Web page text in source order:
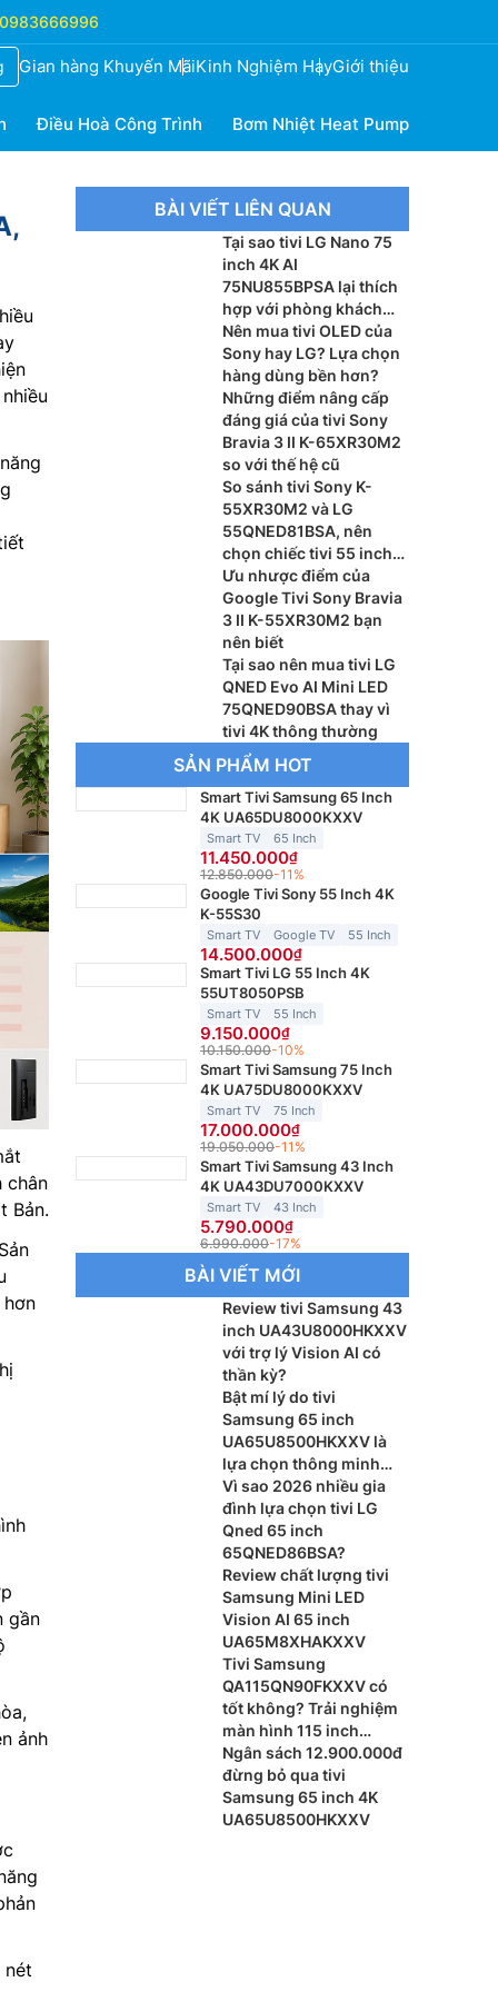
Gian hàng Khuyến MãiKinh Nghiệm HayGiới thiệu
Điều Hoà Công Trình Bơm Nhiệt Heat Pump
chân
Bản.
gần
ảnh
nét
BÀI VIẾT LIÊN QUAN
Tại sao tivi LG Nano 75
inch 4K AI
75NU855BPSA lại thích
hợp với phòng khách
lớn?
Nên mua tivi OLED của
Sony hay LG? Lựa chọn
hàng dùng bền hơn?
Những điểm nâng cấp
đáng giá của tivi Sony
Bravia 3 II K-65XR30M2
so với thế hệ cũ
So sánh tivi Sony K-
55XR30M2 và LG
55QNED81BSA, nên
chọn chiếc tivi 55 inch
nào?
Ưu nhược điểm của
Google Tivi Sony Bravia
3 II K-55XR30M2 bạn
nên biết
Tại sao nên mua tivi LG
QNED Evo AI Mini LED
75QNED90BSA thay vì
tivi 4K thông thường
SẢN PHẨM HOT
Smart Tivi Samsung 65 Inch
4K UA65DU8000KXXV
Smart TV 65 Inch
11.450.000
12.850.000-11%
Google Tivi Sony 55 Inch 4K
K-55S30
Smart TV Google TV 55 Inch
14.500.000
Smart Tivi LG 55 Inch 4K
55UT8050PSB
Smart TV 55 Inch
9.150.000
10.150.000-10%
Smart Tivi Samsung 75 Inch
4K UA75DU8000KXXV
Smart TV 75 Inch
17.000.000
19.050.000-11%
Smart Tivi Samsung 43 Inch
4K UA43DU7000KXXV
Smart TV 43 Inch
5.790.000
6.990.000-17%
BÀI VIẾT MỚI
Review tivi Samsung 43
inch UA43U8000HKXXV
với trợ lý Vision AI có
thần kỳ?
Bật mí lý do tivi
Samsung 65 inch
UA65U8500HKXXV là
lựa chọn thông minh
cho phòng khách
Vì sao 2026 nhiều gia
đình lựa chọn tivi LG
Qned 65 inch
65QNED86BSA?
Review chất lượng tivi
Samsung Mini LED
Vision AI 65 inch
UA65M8XHAKXXV
Tivi Samsung
QA115QN90FKXXV có
tốt không? Trải nghiệm
màn hình 115 inch
khổng lồ
Ngân sách 12.900.000đ
đừng bỏ qua tivi
Samsung 65 inch 4K
UA65U8500HKXXV